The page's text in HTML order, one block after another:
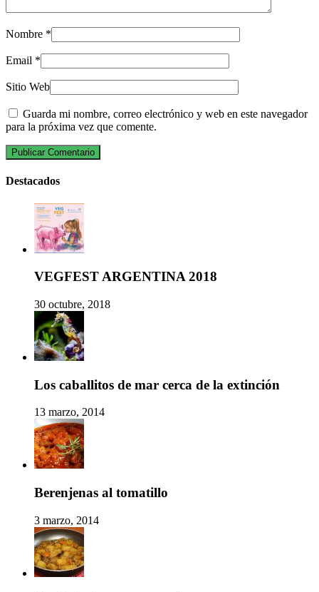
Nombre *
Email *
Sitio Web
Guarda mi nombre, correo electrónico y web en este navegador
para la próxima vez que comente.
Destacados
VEGFEST ARGENTINA 2018
30 octubre, 2018
Los caballitos de mar cerca de la extinción
13 marzo, 2014
Berenjenas al tomatillo
3 marzo, 2014